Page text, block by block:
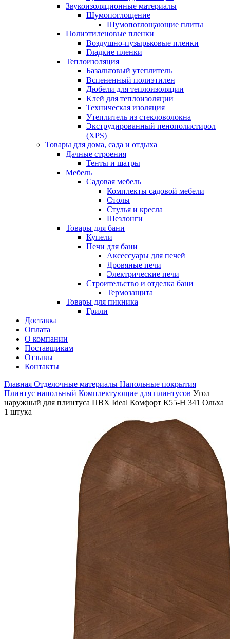
Звукоизоляционные материалы
Шумопоглощение
Шумопоглощающие плиты
Полиэтиленовые пленки
Воздушно-пузырьковые пленки
Гладкие пленки
Теплоизоляция
Базальтовый утеплитель
Вспененный полиэтилен
Дюбели для теплоизоляции
Клей для теплоизоляции
Техническая изоляция
Утеплитель из стекловолокна
Экструдированный пенополистирол
(XPS)
Товары для дома, сада и отдыха
Дачные строения
Тенты и шатры
Мебель
Садовая мебель
Комплекты садовой мебели
Столы
Стулья и кресла
Шезлонги
Товары для бани
Купели
Печи для бани
Аксессуары для печей
Дровяные печи
Электрические печи
Строительство и отделка бани
Термозащита
Товары для пикника
Грили
Доставка
Оплата
О компании
Поставщикам
Отзывы
Контакты
Главная Отделочные материалы Напольные покрытия
Плинтус напольный Комплектующие для плинтусов Угол
наружный для плинтуса ПВХ Ideal Комфорт К55-Н 341 Ольха
1 штука